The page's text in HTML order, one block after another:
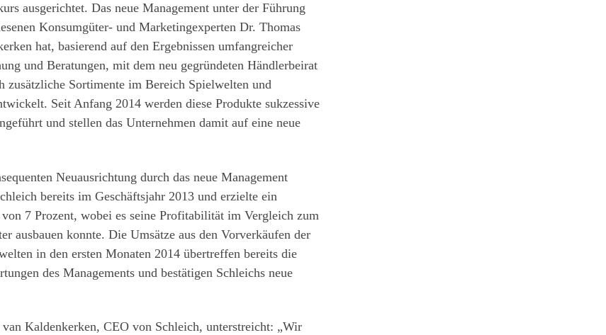
ausgerichtet. Das neue Management unter der Führung
Konsumgüter- und Marketingexperten Dr. Thomas
hat, basierend auf den Ergebnissen umfangreicher
und Beratungen, mit dem neu gegründeten Händlerbeirat
zusätzliche Sortimente im Bereich Spielwelten und
Seit Anfang 2014 werden diese Produkte sukzessive
und stellen das Unternehmen damit auf eine neue
Neuausrichtung durch das neue Management
bereits im Geschäftsjahr 2013 und erzielte ein
7 Prozent, wobei es seine Profitabilität im Vergleich zum
ausbauen konnte. Die Umsätze aus den Vorverkäufen der
in den ersten Monaten 2014 übertreffen bereits die
des Managements und bestätigen Schleichs neue
Kaldenkerken, CEO von Schleich, unterstreicht: „Wir